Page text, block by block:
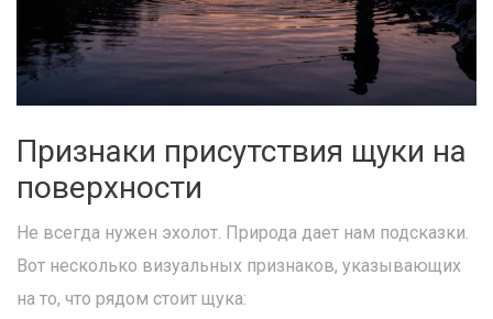
Признаки присутствия щуки на
поверхности
Не всегда нужен эхолот. Природа дает нам подсказки.
Вот несколько визуальных признаков, указывающих
на то, что рядом стоит щука: